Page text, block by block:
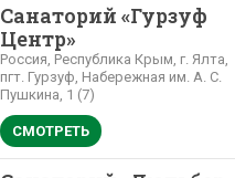
Санаторий «Гурзуф
Центр»
Россия, Республика Крым, г. Ялта,
пгт. Гурзуф, Набережная им. А. С.
Пушкина, 1 (7)
СМОТРЕТЬ